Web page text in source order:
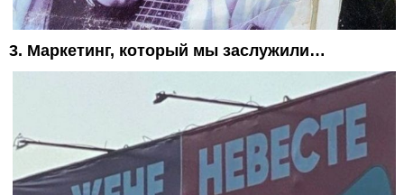
3. Маркетинг, который мы заслужили…